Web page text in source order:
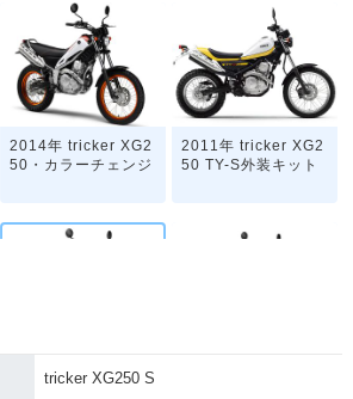
2014年 tricker XG2
50・カラーチェンジ
2011年 tricker XG2
50 TY-S外装キット
50 S・マイナーチェ
tricker XG250 S